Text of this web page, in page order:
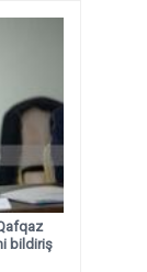
bildiriş